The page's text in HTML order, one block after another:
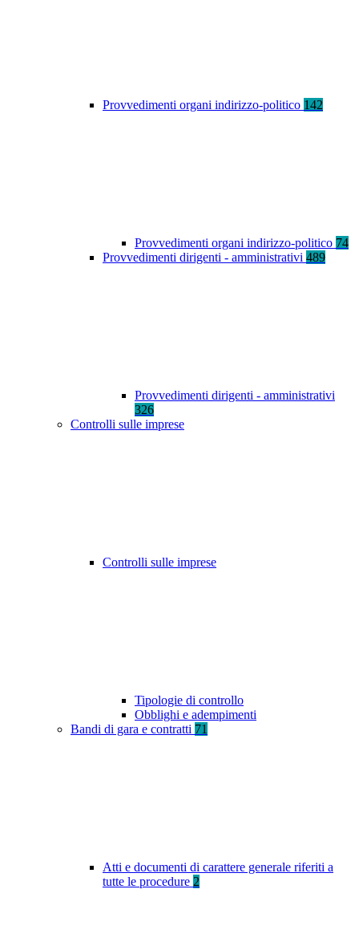
Provvedimenti organi indirizzo-politico 142
Provvedimenti organi indirizzo-politico 74
Provvedimenti dirigenti - amministrativi 489
Provvedimenti dirigenti - amministrativi
326
Controlli sulle imprese
Controlli sulle imprese
Tipologie di controllo
Obblighi e adempimenti
Bandi di gara e contratti 71
Atti e documenti di carattere generale riferiti a
tutte le procedure 2